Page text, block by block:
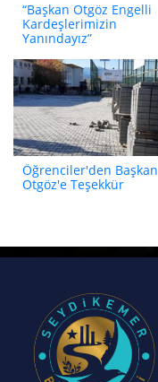
“Başkan Otgöz Engelli
Kardeşlerimizin
Yanındayız”
Öğrenciler'den Başkan
Otgöz'e Teşekkür